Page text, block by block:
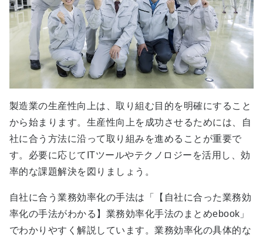
製造業の生産性向上は、取り組む目的を明確にすること
から始まります。生産性向上を成功させるためには、自
社に合う方法に沿って取り組みを進めることが重要で
す。必要に応じてITツールやテクノロジーを活用し、効
率的な課題解決を図りましょう。
自社に合う業務効率化の手法は「【自社に合った業務効
率化の手法がわかる】業務効率化手法のまとめebook」
でわかりやすく解説しています。業務効率化の具体的な